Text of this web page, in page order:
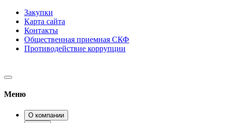
Закупки
Карта сайта
Контакты
Общественная приемная СКФ
Противодействие коррупции
Меню
О компании